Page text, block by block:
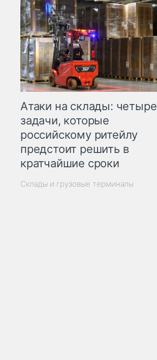
Атаки на склады: четыре
задачи, которые
российскому ритейлу
предстоит решить в
кратчайшие сроки
Склады и грузовые терминалы